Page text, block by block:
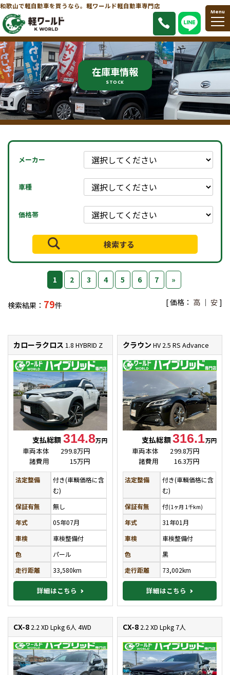
和歌山で軽自動車を買うなら。軽ワールド軽自動車専門店
Menu
在庫車情報
STOCK
メーカー
車種
価格帯
1 2 3 4 5 6 7 »
検索結果： 79件 [ 価格： 高 ｜ 安 ]
カローラクロス 1.8 HYBRID Z
支払総額 314.8万円
車両本体
299.8万円
諸費用
15万円
法定整備
付き(車輌価格に含
む)
保証有無
無し
年式
05年07月
車検
車検整備付
色
パール
走行距離
33,580km
詳細はこちら
クラウンHV 2.5 RS Advance
支払総額316.1万円
車両本体
299.8万円
諸費用
16.3万円
法定整備
付き(車輌価格に含
む)
保証有無
付(1ヶ月 1千km)
年式
31年01月
車検
車検整備付
色
黒
走行距離
73,002km
詳細はこちら
CX-82.2 XD Lpkg 6人 4WD CX-82.2 XD Lpkg 7人